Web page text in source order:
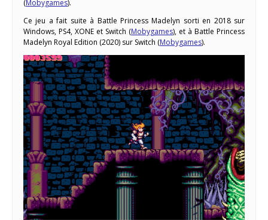
(Mobygames).
Ce jeu a fait suite à Battle Princess Madelyn sorti en 2018 sur
Windows, PS4, XONE et Switch (Mobygames), et à Battle Princess
Madelyn Royal Edition (2020) sur Switch (Mobygames).